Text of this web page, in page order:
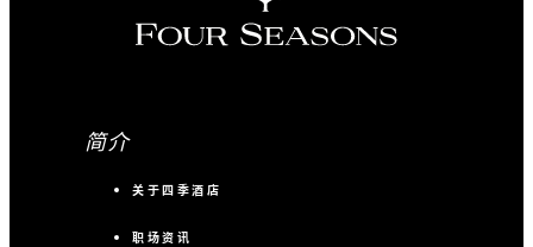
简介
关于四季酒店
职场资讯